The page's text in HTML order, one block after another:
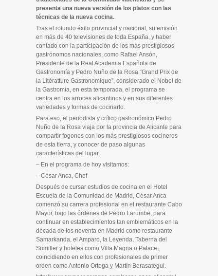
presenta una nueva versión de los platos con las
técnicas de la nueva cocina.
Tras el rotundo éxito provincial y nacional, su emisión
en más de 40 televisiones de toda España, y haber
contado con la participación de los más prestigiosos
gastrónomos nacionales, como Rafael Ansón,
Presidente de la Real Academia Española de
Gastronomía y Pedro Nuño de la Rosa “Grand Prix de
la Litèratture Gastronomique”, considerado el Nobel de
la Gastromía, en esta temporada, el programa se
centra en los arroces alicantinos y en sus diferentes
variedades y formas de cocinarlo.
Para eso, el periodista y crítico gastronómico Pedro
Nuño de la Rosa viaja por la provincia de Alicante para
compartir fogones con los más prestigiosos cocineros
de esta tierra, y conocer de paso algunas
características del lugar.
– En el programa de hoy visitamos:
– César Anca, Chef
Después de cursar estudios de cocina en el Hotel
Escuela de la Comunidad de Madrid, César Anca
comenzó su carrera profesional en el restaurante Cabo
Mayor, bajo las órdenes de Pedro Larumbe, para
continuar en establecimientos tan emblemáticos en la
década de los noventa en Madrid como restaurante
Samarkanda, el Amparo, la Leyenda, Taberna del
Sumiller y hoteles como Villa Magna o Palace,
coincidiendo en ellos con profesionales de primer
orden como Antonio Ortega y Martín Berasategui.